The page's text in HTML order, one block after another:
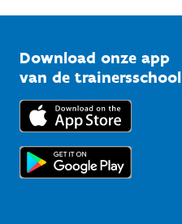
Bedrijven
Trainers en begeleiders
Topsporters
Vlaamse Trainersschool
Kennisplatform
Downloads
Voor de pers
Download onze app
van de trainersschool